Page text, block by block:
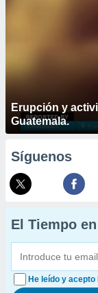
Erupción y
Guatemala.
Síguenos
El Tiempo
He leído y